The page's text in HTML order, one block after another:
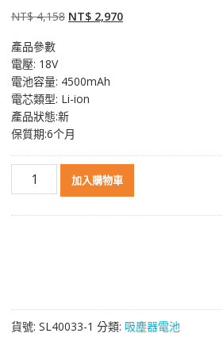
NT$4,158 原
NT$ 4,158。
NT$2,970目
產品參數
電壓: 18V
電池容量: 4500mAh
電芯類型: Li-ion
產品狀態:新
保質期:6个月
戴
森
加入購物車
貨號: SL40033-1 分類: 吸塵器電池